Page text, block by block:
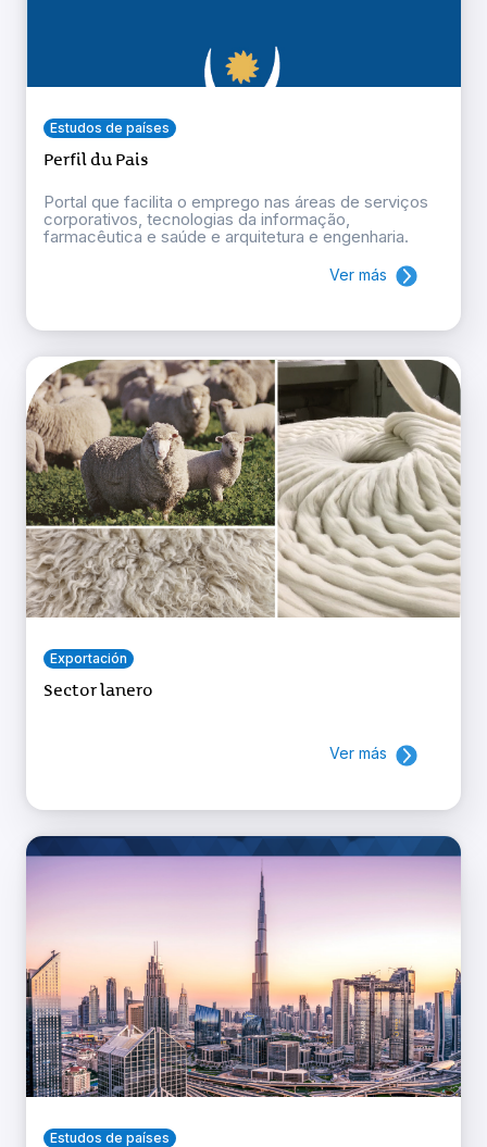
Estudos de países
Perfil du Pais
Portal que facilita o emprego nas áreas de serviços
corporativos, tecnologias da informação,
farmacêutica e saúde e arquitetura e engenharia.
Ver más
Exportación
Sector lanero
Ver más
Estudos de países